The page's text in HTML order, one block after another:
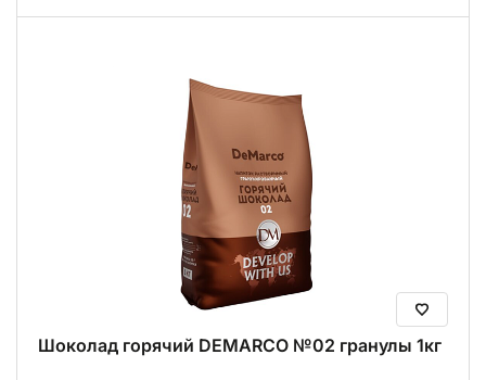
Шоколад горячий DEMARCO №02 гранулы 1кг